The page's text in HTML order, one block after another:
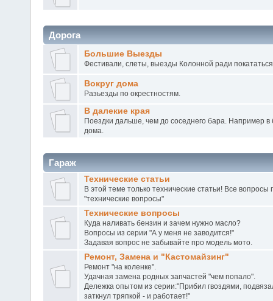
Дорога
Большие Выезды
Фестивали, слеты, выезды Колонной ради
Вокруг дома
Разьезды по окрестностям.
В далекие края
Поездки дальше, чем до соседнего бара. Например в
дома.
Гараж
Технические статьи
В этой теме только технические статьи! Все
"технические вопросы"
Технические вопросы
Куда наливать бензин и зачем нужно масло?
Вопросы из серии "А у меня не заводится!"
Задавая вопрос не забывайте про модель мото.
Ремонт, Замена и "Кастомайзинг"
Ремонт "на коленке".
Удачная замена родных запчастей "чем попало".
Дележка опытом из серии:"Прибил гвоздями,
заткнул тряпкой - и работает!"